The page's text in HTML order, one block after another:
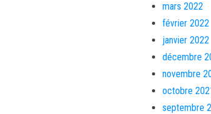
mars 2022
février 2022
janvier 2022
décembre
novembre
octobre
septembre